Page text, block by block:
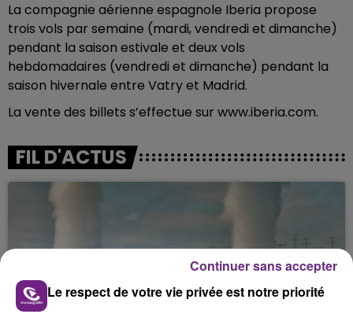
La compagnie aérienne espagnole Iberia propose
trois vols par semaine (mardi, vendredi et dimanche)
pendant la saison estivale et deux vols
hebdomadaires (vendredi et dimanche) pendant la
saison hivernale entre Vatry et Madrid.
La vente des billets s’effectue sur www.iberia.com.
FIL D'ACTUS
Le respect de votre vie privée est notre priorité
Continuer sans accepter